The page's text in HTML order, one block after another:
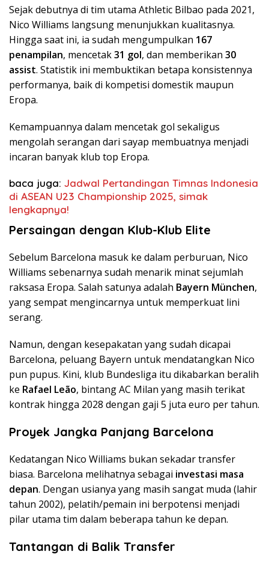
Sejak debutnya di tim utama Athletic Bilbao pada 2021,
Nico Williams langsung menunjukkan kualitasnya.
Hingga saat ini, ia sudah mengumpulkan 167
penampilan, mencetak31 gol, dan memberikan 30
assist. Statistik ini membuktikan betapa konsistennya
performanya, baik di kompetisi domestik maupun
Eropa.
Kemampuannya dalam mencetak gol sekaligus
mengolah serangan dari sayap membuatnya menjadi
incaran banyak klub top Eropa.
baca juga: Jadwal Pertandingan Timnas Indonesia
di ASEAN U23 Championship 2025, simak
lengkapnya!
Persaingan dengan Klub-Klub Elite
Sebelum Barcelona masuk ke dalam perburuan, Nico
Williams sebenarnya sudah menarik minat sejumlah
raksasa Eropa. Salah satunya adalah Bayern München,
yang sempat mengincarnya untuk memperkuat lini
serang.
Namun, dengan kesepakatan yang sudah dicapai
Barcelona, peluang Bayern untuk mendatangkan Nico
pun pupus. Kini, klub Bundesliga itu dikabarkan beralih
ke Rafael Leão, bintang AC Milan yang masih terikat
kontrak hingga 2028 dengan gaji 5 juta euro per tahun.
Proyek Jangka Panjang Barcelona
Kedatangan Nico Williams bukan sekadar transfer
biasa. Barcelona melihatnya sebagai investasi masa
depan. Dengan usianya yang masih sangat muda (lahir
tahun 2002), pelatih/pemain ini berpotensi menjadi
pilar utama tim dalam beberapa tahun ke depan.
Tantangan di Balik Transfer